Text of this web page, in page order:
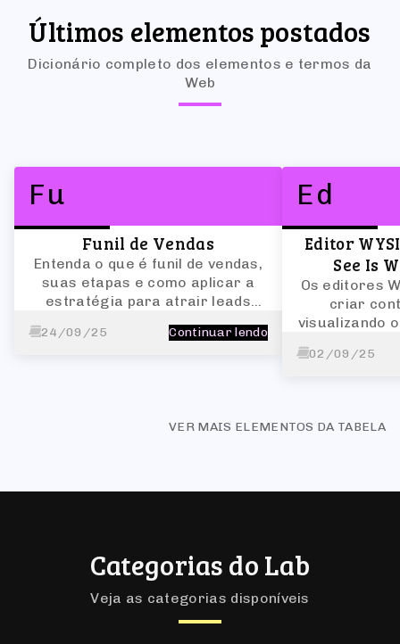
Últimos elementos postados
Dicionário completo dos elementos e termos da
Web
Fu
Funil de Vendas
Entenda o que é funil de vendas,
suas etapas e como aplicar a
estratégia para atrair leads
conversões.
24/09/25 Continuar lendo
Ed
Editor
See Is
Os editores
criar
visualizando
02/09/25
VER MAIS ELEMENTOS DA TABELA
Categorias do Lab
Veja as categorias disponíveis